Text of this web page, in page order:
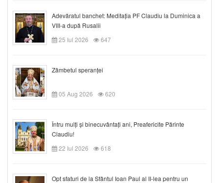
Adevăratul banchet: Meditația PF Claudiu la Duminica a
VIII-a după Rusalii
25 Iul 2026
647
Zâmbetul speranței
05 Aug 2026 620
Întru mulți și binecuvântați ani, Preafericite Părinte
Claudiu!
22 Iul 2026
618
Opt sfaturi de la Sfântul Ioan Paul al II-lea pentru un